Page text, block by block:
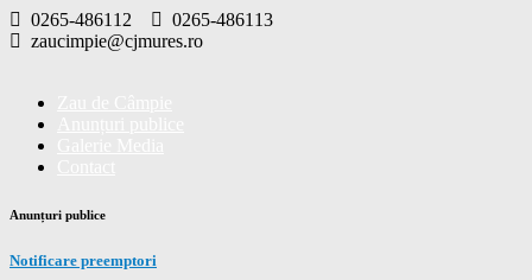
Skip
to
0265-486112
0265-486113
zaucimpie@cjmures.ro
Anunțuri publice
Notificare preemptori